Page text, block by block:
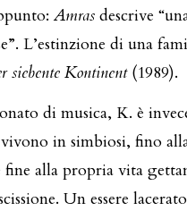
Amras descrive
L’estinzione di una
siebente Kontinent (1989).
di musica, K. è
in simbiosi, fino
alla propria vita
Un essere